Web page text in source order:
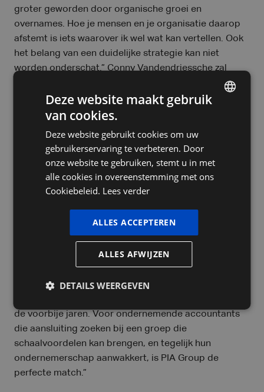
groter geworden door organische groei en
overnames. Hoe je mensen en je organisatie daarop
afstemt is iets waarover ik wel wat kan vertellen. Ook
het belang van een duidelijke strategie kan niet
worden onderschat.” Conny Vandendriessche zal
International. Dat is de overkoepelende
vennootschap van waaruit de activiteiten in alle
Baltisse is er voor de langere
termijn.
“PIA Group is vandaag wat ons betreft een van de
meest ondernemende en ambitieuze bedrijven actief
in de accountancy dienstverlening voor KMO’s in de
Beneluxregio”, zegt Benjamin Biesmans, Senior
Investment Manager bij Baltisse. “Als family office
kijken wij naar de horizon, en ons enthousiasme over
de voorbije jaren. Voor ondernemende accountants
die aansluiting zoeken bij een groep die
schaalvoordelen kan brengen, en tegelijk hun
ondernemerschap aanwakkert, is PIA Group de
perfecte match.”
Deze website maakt gebruik
van cookies.
Deze website gebruikt cookies om uw
gebruikerservaring te verbeteren. Door
onze website te gebruiken, stemt u in met
alle cookies in overeenstemming met ons
Cookiebeleid. Lees verder
ALLES ACCEPTEREN
ALLES AFWIJZEN
DETAILS WEERGEVEN